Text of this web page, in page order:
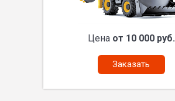
Цена от 10 000 руб.
Заказать